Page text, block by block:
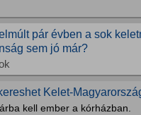
pár évben a sok
sem jó már?
Kelet-
kell ember a kórházban.